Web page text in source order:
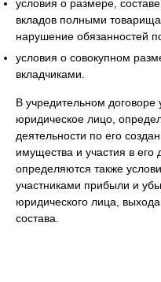
условия о размере,
вкладов полными
нарушение обязанностей
условия о совокупном
вкладчиками.
В учредительном договоре
юридическое лицо,
деятельности по его
имущества и участия в его
определяются также
участниками прибыли и
юридического лица,
состава.